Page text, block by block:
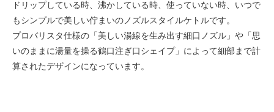
ドリップしている時、沸かしている時、使っていない時、いつで
もシンプルで美しい佇まいのノズルスタイルケトルです。
プロバリスタ仕様の「美しい湯線を生み出す細口ノズル」や「思
いのままに湯量を操る鶴口注ぎ口シェイプ」によって細部まで計
算されたデザインになっています。